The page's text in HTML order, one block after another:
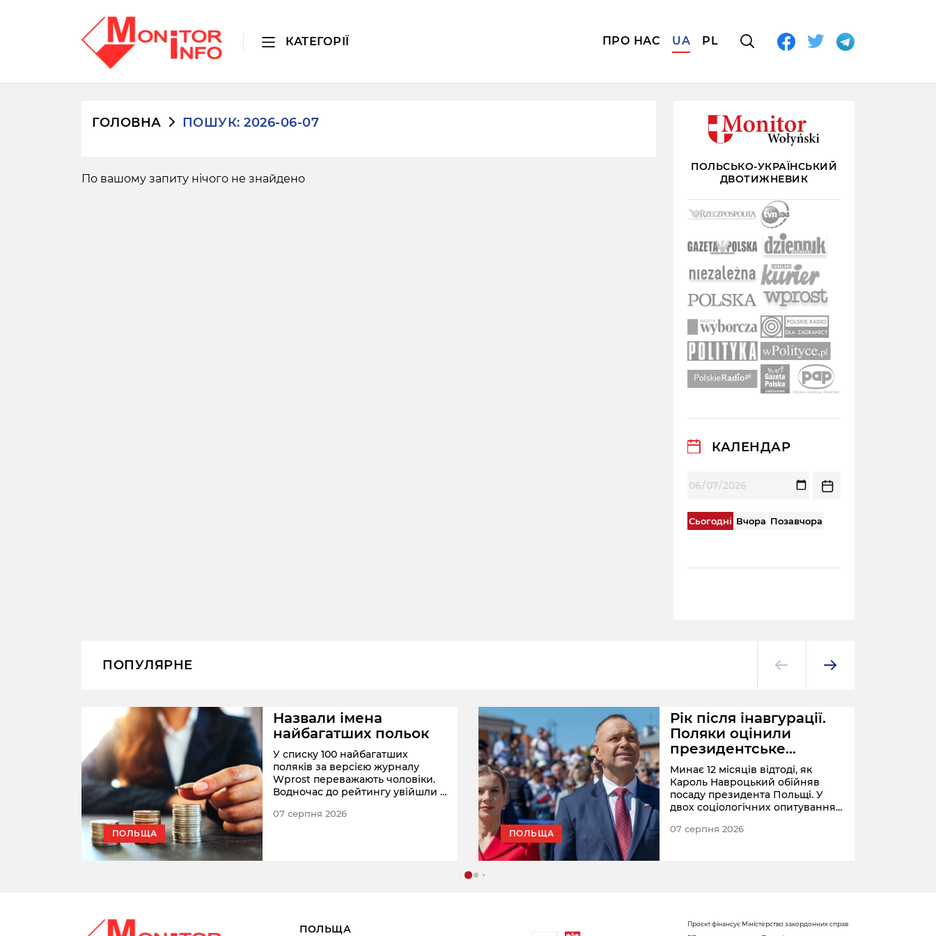
КАТЕГОРІЇ ПРО НАС UA PL
ГОЛОВНА ПОШУК: 2026-06-07
По вашому запиту нічого не знайдено
ПОЛЬСЬКО-УКРАЇНСЬКИЙ
ДВОТИЖНЕВИК
КАЛЕНДАР
Сьогодні Вчора Позавчора
ПОПУЛЯРНЕ
ПОЛЬЩА
Назвали імена
найбагатших польок
У списку 100 найбагатших
поляків за версією журналу
Wprost переважають чоловіки.
Водночас до рейтингу увійшли й
статки або є співвласницями
07 серпня 2026
ПОЛЬЩА
Рік після інавгурації.
Поляки оцінили
президентське
подружжя
Минає 12 місяців відтоді, як
Кароль Навроцький обійняв
посаду президента Польщі. У
двох соціологічних опитуваннях
президента та першої леді.
07 серпня 2026
ПОЛЬЩА
Проєкт фінансує Міністерство закордонних справ